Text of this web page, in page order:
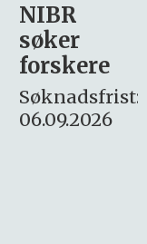
Rektor
Søknadsfrist:
15.09.2026